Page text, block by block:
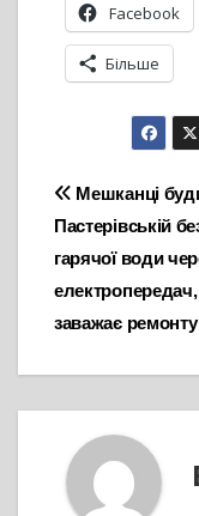
Facebook
Більше
записів
Мешканці
Пастерівській
гарячої води
заважає ремонту